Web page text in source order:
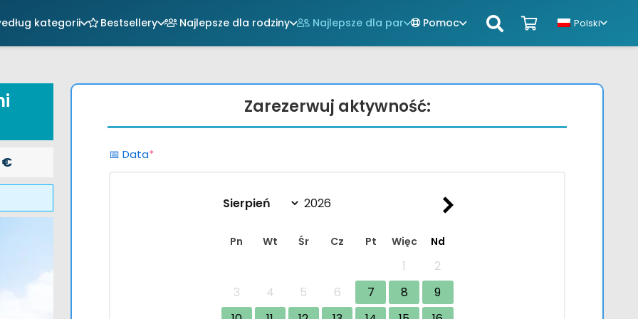
kategorii Bestsellery Najlepsze dla rodziny Najlepsze dla par Pomoc Polski
€Aktualna
cena:
35,00 €.
Zarezerwuj aktywność:
📅 Data*
Pn Wt Śr Cz Pt Więc Nd
1
2
3
4 5 6 7 8
9